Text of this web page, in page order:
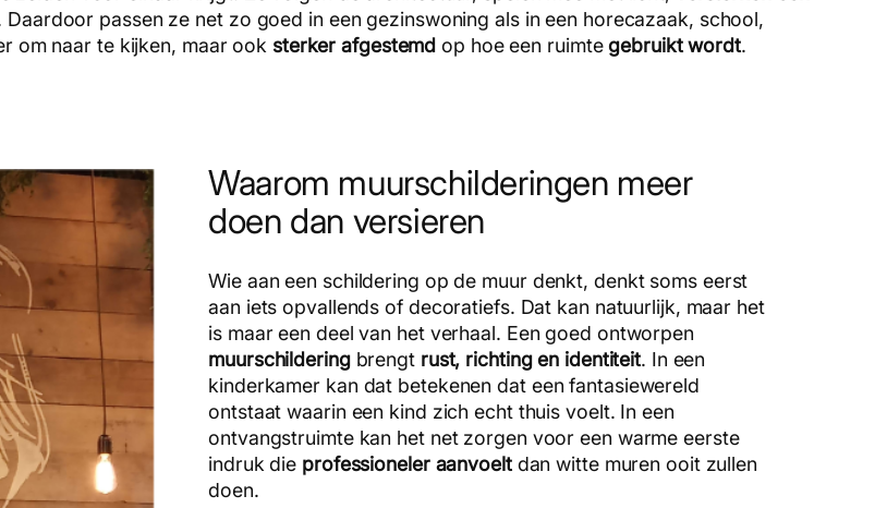
passen ze net zo goed in een gezinswoning als in een horecazaak, school,
om naar te kijken, maar ook sterker afgestemd op hoe een ruimtegebruikt wordt.
Waarom muurschilderingen meer
doen dan versieren
Wie aan een schildering op de muur denkt, denkt soms eerst
aan iets opvallends of decoratiefs. Dat kan natuurlijk, maar het
is maar een deel van het verhaal. Een goed ontworpen
muurschilderingbrengt rust, richting en identiteit. In een
kinderkamer kan dat betekenen dat een fantasiewereld
ontstaat waarin een kind zich echt thuis voelt. In een
ontvangstruimte kan het net zorgen voor een warme eerste
indruk die professioneler aanvoeltdan witte muren ooit zullen
doen.